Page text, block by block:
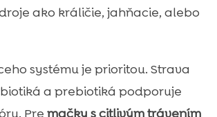
ako králičie, jahňacie, alebo
systému je prioritou. Strava
a prebiotiká podporuje
Pre mačky s citlivým trávením